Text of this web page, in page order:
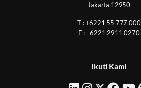
Jakarta 12950
T : +6221 55 777 000
F : +6221 2911 0270
Ikuti Kami